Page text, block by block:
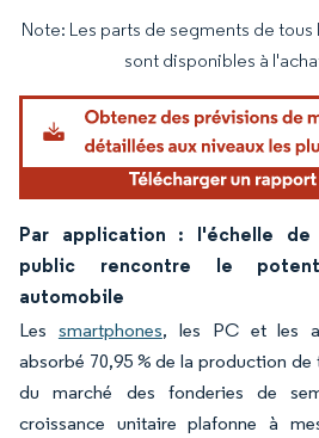
Image © Mordor Intelligence. La réutilisation
Note: Les parts de segments de
sont disponibles à
Par application : l'échelle de
public rencontre le
automobile
Les smartphones, les PC et les
absorbé 70,95 % de la production de
du marché des fonderies de
croissance unitaire plafonne à